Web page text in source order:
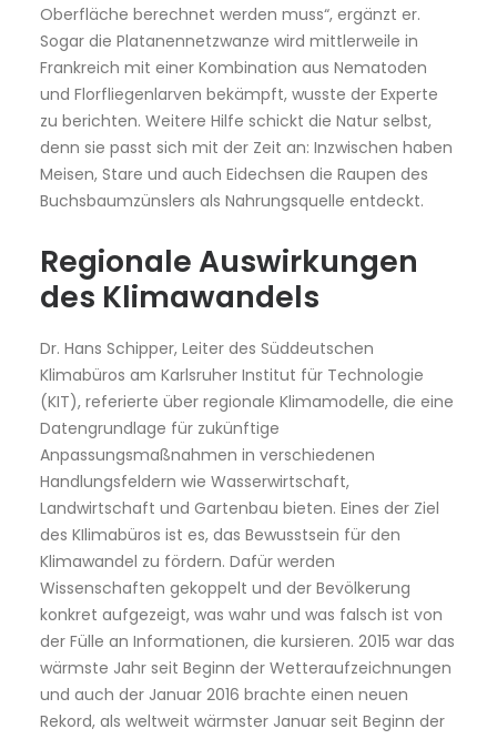
Oberfläche berechnet werden muss“, ergänzt er.
Sogar die Platanennetzwanze wird mittlerweile in
Frankreich mit einer Kombination aus Nematoden
und Florfliegenlarven bekämpft, wusste der Experte
zu berichten. Weitere Hilfe schickt die Natur selbst,
denn sie passt sich mit der Zeit an: Inzwischen haben
Meisen, Stare und auch Eidechsen die Raupen des
Buchsbaumzünslers als Nahrungsquelle entdeckt.
Regionale Auswirkungen
des Klimawandels
Dr. Hans Schipper, Leiter des Süddeutschen
Klimabüros am Karlsruher Institut für Technologie
(KIT), referierte über regionale Klimamodelle, die eine
Datengrundlage für zukünftige
Anpassungsmaßnahmen in verschiedenen
Handlungsfeldern wie Wasserwirtschaft,
Landwirtschaft und Gartenbau bieten. Eines der Ziel
des KIlimabüros ist es, das Bewusstsein für den
Klimawandel zu fördern. Dafür werden
Wissenschaften gekoppelt und der Bevölkerung
konkret aufgezeigt, was wahr und was falsch ist von
der Fülle an Informationen, die kursieren. 2015 war das
wärmste Jahr seit Beginn der Wetteraufzeichnungen
und auch der Januar 2016 brachte einen neuen
Rekord, als weltweit wärmster Januar seit Beginn der